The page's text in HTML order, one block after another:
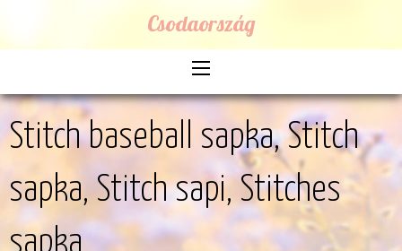
Csodaország
Stitch baseball sapka, Stitch
sapka, Stitch sapi, Stitches
sapka